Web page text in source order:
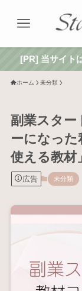
[PR] 当サイト
ホーム 未分類
副業スタ
ーになっ
使える教材」
広告 未分類